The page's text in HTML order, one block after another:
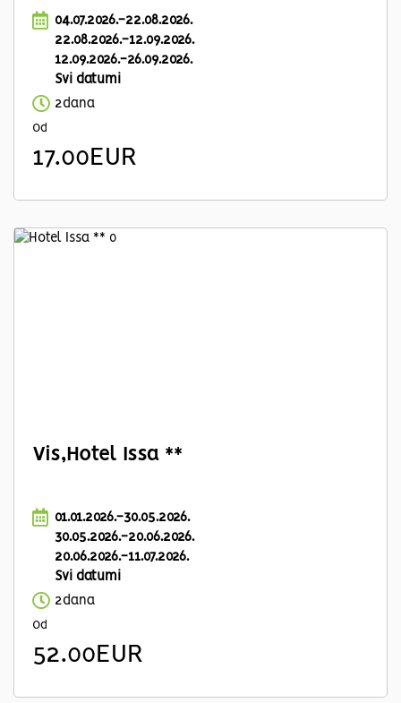
04.07.2026.-22.08.2026.
22.08.2026.-12.09.2026.
12.09.2026.-26.09.2026.
Svi datumi
2dana
Od
17.00EUR
Vis,Hotel Issa **
01.01.2026.-30.05.2026.
30.05.2026.-20.06.2026.
20.06.2026.-11.07.2026.
Svi datumi
2dana
Od
52.00EUR